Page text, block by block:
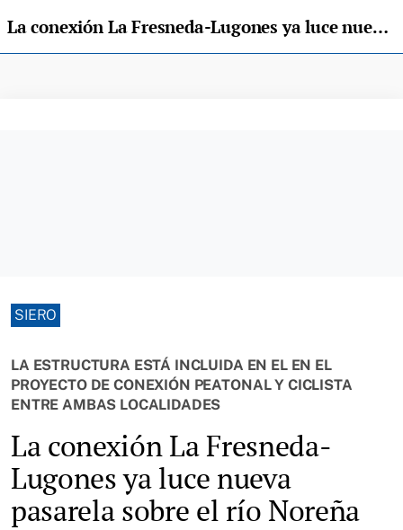
La conexión La Fresneda-Lugones ya luce nueva pasarela sobre el río Noreña
SIERO
LA ESTRUCTURA ESTÁ INCLUIDA EN EL EN EL
PROYECTO DE CONEXIÓN PEATONAL Y CICLISTA
ENTRE AMBAS LOCALIDADES
La conexión La Fresneda-
Lugones ya luce nueva
pasarela sobre el río Noreña